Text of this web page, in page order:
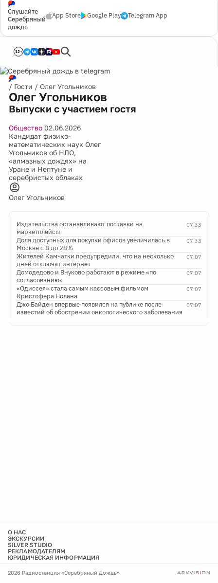
Слушайте
Серебряный
дождь
App Store Google Play Telegram App
12+
/ Гости / Олег Угольников
Олег Угольников
Выпуски с участием гостя
Общество 02.06.2026
Кандидат физико-
математических наук Олег
Угольников об НЛО,
«алмазных дождях» на
Уране и Нептуне и
серебристых облаках
Олег Угольников
07:33
Издательства останавливают поставки на
маркетплейсы
07:33
Доля доступных для покупки офисов увеличилась в
Москве с 8 до 28%
07:07
Жителей Камчатки предупредили, что на несколько
дней отключат интернет
07:07
Домодедово и Внуково работают в режиме «по
согласованию»
07:07
«Одиссея» стала самым кассовым фильмом
Кристофера Нолана
07:07
Джо Байден впервые появился на публике после
известий об обострении онкологического заболевания
О НАС
ЭКСКУРСИИ
SILVER STUDIO
РЕКЛАМОДАТЕЛЯМ
ЮРИДИЧЕСКАЯ ИНФОРМАЦИЯ
2026 Радиостанция «Серебряный Дождь»